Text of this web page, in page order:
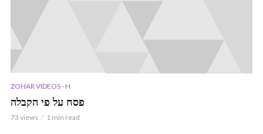
ZOHAR VIDEOS - H
פסח על פי הקבלה
73 views 1 min read